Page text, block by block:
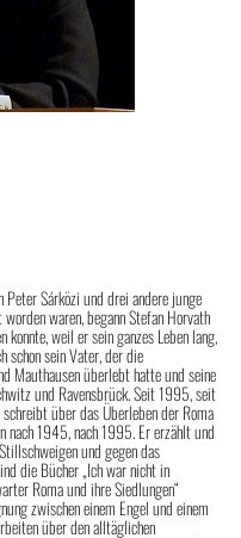
Peter Sárközi und drei andere junge
waren, begann Stefan Horvath
weil er sein ganzes Leben lang,
schon sein Vater, der die
Mauthausen überlebt hatte und seine
und Ravensbrück. Seit 1995, seit
über das Überleben der Roma
nach 1945, nach 1995. Er erzählt und
und gegen das
die Bücher „Ich war nicht in
Roma und ihre Siedlungen“
zwischen einem Engel und einem
über den alltäglichen